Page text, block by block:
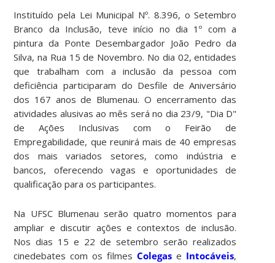
Instituído pela Lei Municipal Nº. 8.396, o Setembro
Branco da Inclusão, teve início no dia 1º com a
pintura da Ponte Desembargador João Pedro da
Silva, na Rua 15 de Novembro. No dia 02, entidades
que trabalham com a inclusão da pessoa com
deficiência participaram do Desfile de Aniversário
dos 167 anos de Blumenau. O encerramento das
atividades alusivas ao mês será no dia 23/9, "Dia D"
de Ações Inclusivas com o Feirão de
Empregabilidade, que reunirá mais de 40 empresas
dos mais variados setores, como indústria e
bancos, oferecendo vagas e oportunidades de
qualificação para os participantes.
Na UFSC Blumenau serão quatro momentos para
ampliar e discutir ações e contextos de inclusão.
Nos dias 15 e 22 de setembro serão realizados
cinedebates com os filmesColegas e Intocáveis,